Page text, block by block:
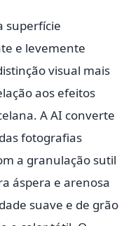
superfície
e levemente
visual mais
aos efeitos
A AI converte
fotografias
a granulação sutil
áspera e arenosa
suave e de grão